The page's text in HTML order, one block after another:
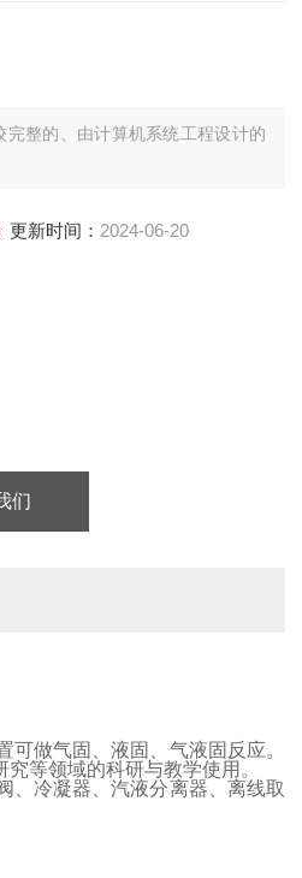
整的、由计算机系统工程设计的
更新时间： 2024-06-20
们
做气固、液固、气液固反应。
等领域的科研与教学使用。
、冷凝器、汽液分离器、离线取